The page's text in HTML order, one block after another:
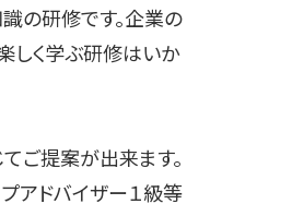
の研修です。企業の
しく学ぶ研修はいか
ご提案が出来ます。
アドバイザー１級等